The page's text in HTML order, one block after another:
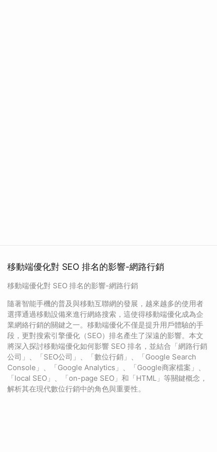
移動端優化對 SEO 排名的影響-網路行銷
移動端優化對 SEO 排名的影響-網路行銷
隨著智能手機的普及與移動互聯網的發展，越來越多的使用者
選擇通過移動設備來進行網絡搜索，這使得移動端優化成為企
業網絡行銷的關鍵之一。移動端優化不僅是提升用戶體驗的手
段，更對搜索引擎優化（SEO）排名產生了深遠的影響。本文
將深入探討移動端優化如何影響 SEO 排名，並結合「網路行銷
公司」、「SEO公司」、「數位行銷」、「Google Search
Console」、「Google Analytics」、「Google商家檔案」、
「local SEO」、「on-page SEO」和「HTML」等關鍵概念，
解析其在現代數位行銷中的角色與重要性。